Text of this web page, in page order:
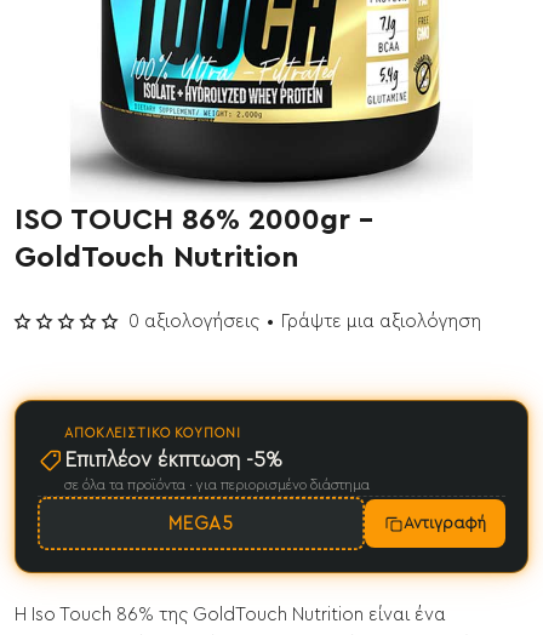
ISO TOUCH 86% 2000gr -
GoldTouch Nutrition
0 αξιολογήσεις • Γράψτε μια αξιολόγηση
ΑΠΟΚΛΕΙΣΤΙΚΌ ΚΟΥΠΌΝΙ
Επιπλέον έκπτωση -5%
σε όλα τα προϊόντα · για περιορισμένο διάστημα
MEGA5 Αντιγραφή
Η Iso Touch 86% της GoldTouch Nutrition είναι ένα